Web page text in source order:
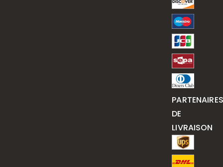
PARTENAIRES
DE
LIVRAISON